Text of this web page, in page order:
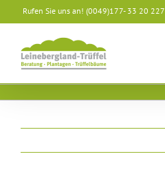
to
Rufen Sie uns an! (0049)177- 33 20 227